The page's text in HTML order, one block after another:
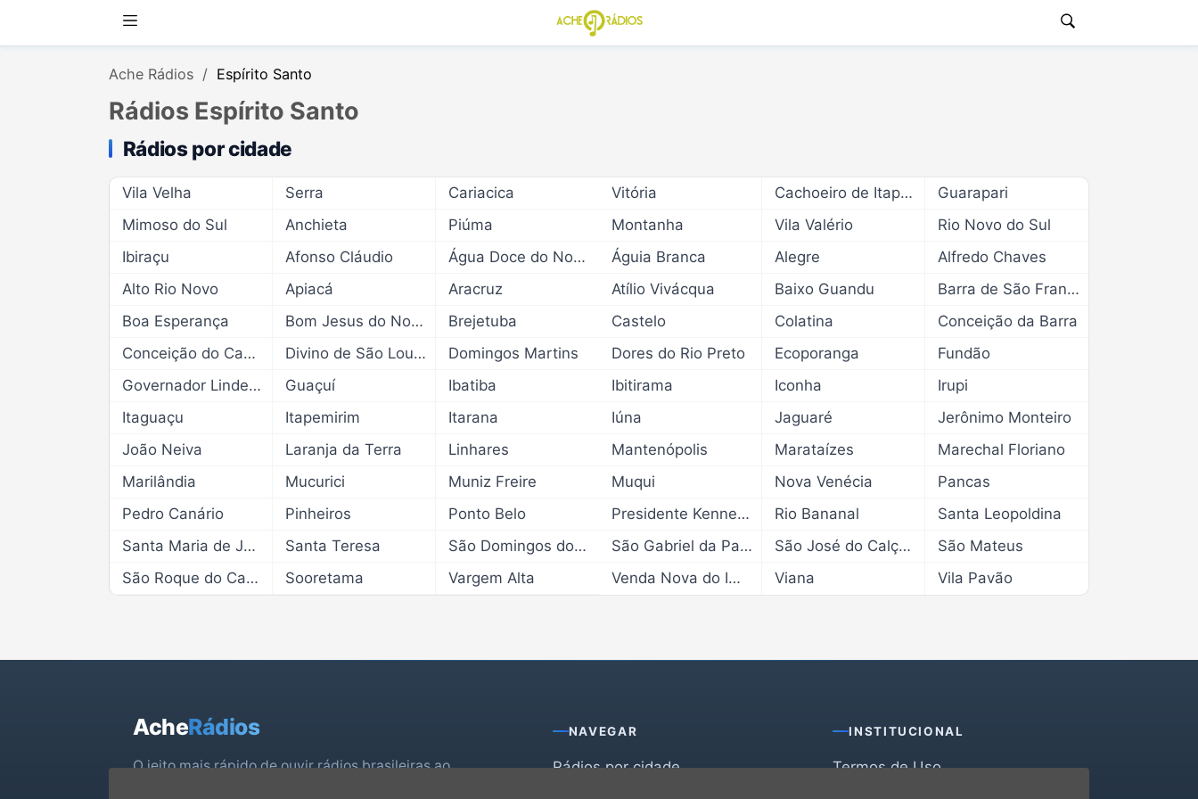
Ache Rádios Espírito Santo
Rádios Espírito Santo
Rádios por cidade
Vila Velha Serra Cariacica Vitória Cachoeiro de Itapemirim
Guarapari
Mimoso do Sul
Anchieta Piúma Montanha Vila Valério
Rio Novo do Sul
Ibiraçu
Afonso Cláudio Água Doce do Norte Águia Branca Alegre
Alfredo Chaves
Alto Rio Novo
Apiacá Aracruz Atílio Vivácqua Baixo Guandu
Barra de São Francisco
Boa Esperança
Bom Jesus do Norte Brejetuba Castelo Colatina
Conceição da Barra
Conceição do Castelo
Divino de São Lourenço Domingos Martins Dores do Rio Preto Ecoporanga
Fundão
Governador Lindenberg
Guaçuí Ibatiba Ibitirama Iconha
Irupi
Itaguaçu
Itapemirim Itarana Iúna Jaguaré
Jerônimo Monteiro
João Neiva
Laranja da Terra Linhares Mantenópolis Marataízes
Marechal Floriano
Marilândia
Mucurici Muniz Freire Muqui Nova Venécia
Pancas
Pedro Canário
Pinheiros Ponto Belo Presidente Kennedy Rio Bananal
Santa Leopoldina
Santa Maria de Jetibá
Santa Teresa São Domingos do Norte São Gabriel da Palha São José do Calçado
São Mateus
São Roque do Canaã
Sooretama Vargem Alta Venda Nova do Imigrante Viana Vila Pavão
AcheRádios
O jeito mais rápido de ouvir rádios brasileiras ao
NAVEGAR
Rádios por cidade
INSTITUCIONAL
Termos de Uso